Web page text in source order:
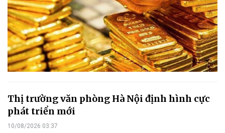
Thị trường văn phòng Hà Nội định hình cực
phát triển mới
10/08/2026 03:37